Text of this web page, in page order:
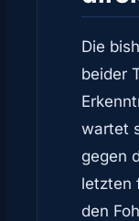
Die
beider
wartet
gegen
letzten
den